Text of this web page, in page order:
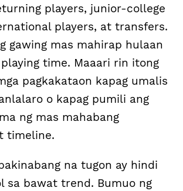
players, junior-college
players, at transfers.
gawing mas mahirap hulaan
playing time. Maaari rin itong
pagkakataon kapag umalis
o kapag pumili ang
ng mas mahabang
timeline.
na tugon ay hindi
sa bawat trend. Bumuo ng